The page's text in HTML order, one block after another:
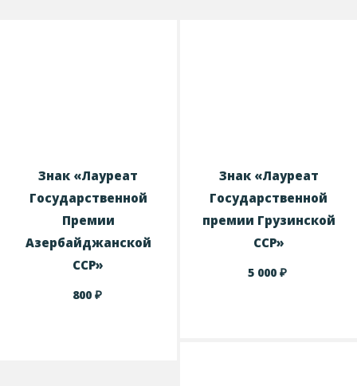
Знак «Лауреат
Государственной
Премии
Азербайджанской
ССР»
800 ₽
Знак «Лауреат
Государственной
премии Грузинской
ССР»
5 000₽